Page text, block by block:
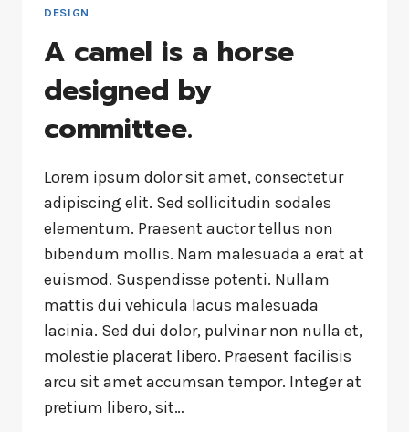
DESIGN
A camel is a horse
designed by
committee.
Lorem ipsum dolor sit amet, consectetur
adipiscing elit. Sed sollicitudin sodales
elementum. Praesent auctor tellus non
bibendum mollis. Nam malesuada a erat at
euismod. Suspendisse potenti. Nullam
mattis dui vehicula lacus malesuada
lacinia. Sed dui dolor, pulvinar non nulla et,
molestie placerat libero. Praesent facilisis
arcu sit amet accumsan tempor. Integer at
pretium libero, sit…